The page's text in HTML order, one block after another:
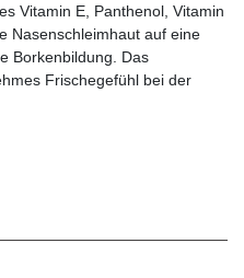
Vitamin E, Panthenol, Vitamin
Nasenschleimhaut auf eine
Borkenbildung. Das
Frischegefühl bei der